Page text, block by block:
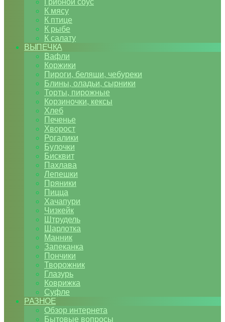
Грибной соус
К мясу
К птице
К рыбе
К салату
ВЫПЕЧКА
Вафли
Коржики
Пироги, беляши, чебуреки
Блины, оладьи, сырники
Торты, пирожные
Корзиночки, кексы
Хлеб
Печенье
Хворост
Рогалики
Булочки
Бисквит
Пахлава
Лепешки
Пряники
Пицца
Хачапури
Чизкейк
Штрудель
Шарлотка
Манник
Запеканка
Пончики
Творожник
Глазурь
Коврижка
Суфле
РАЗНОЕ
Обзор интернета
Бытовые вопросы